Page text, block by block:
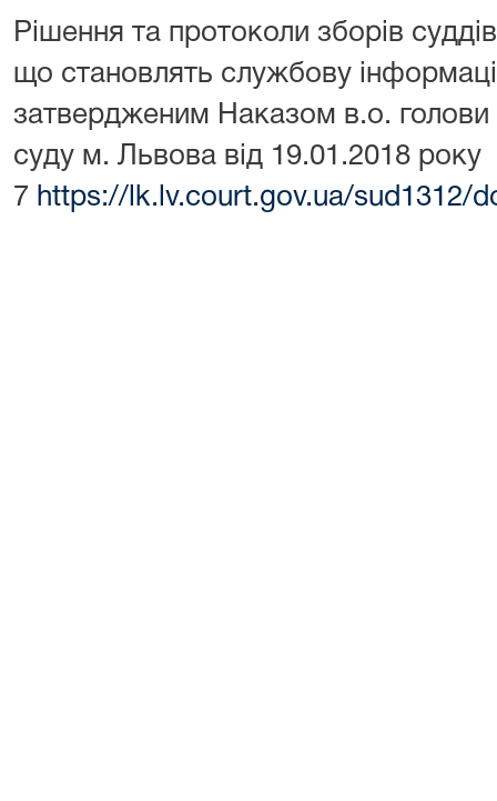
Рішення та протоколи зборів
що становлять службову
затвердженим Наказом в.о. голови
суду м. Львова від 19.01.2018 року
7 https://lk.lv.court.gov.ua/sud1312/